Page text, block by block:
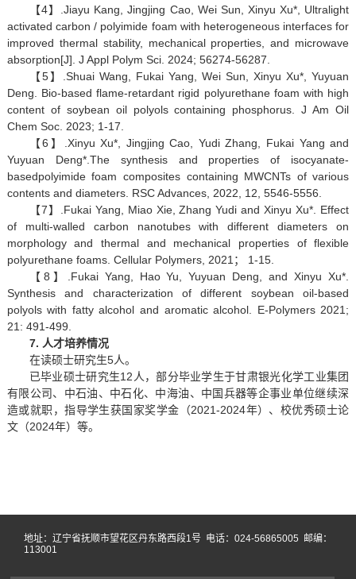
【4】.Jiayu Kang, Jingjing Cao, Wei Sun, Xinyu Xu*, Ultralight
activated carbon / polyimide foam with heterogeneous interfaces for
improved thermal stability, mechanical properties, and microwave
absorption[J]. J Appl Polym Sci. 2024; 56274-56287.
【5】.Shuai Wang, Fukai Yang, Wei Sun, Xinyu Xu*, Yuyuan
Deng. Bio-based flame-retardant rigid polyurethane foam with high
content of soybean oil polyols containing phosphorus. J Am Oil
Chem Soc. 2023; 1-17.
【6】.Xinyu Xu*, Jingjing Cao, Yudi Zhang, Fukai Yang and
Yuyuan Deng*.The synthesis and properties of isocyanate-
basedpolyimide foam composites containing MWCNTs of various
contents and diameters. RSC Advances, 2022, 12, 5546-5556.
【7】.Fukai Yang, Miao Xie, Zhang Yudi and Xinyu Xu*. Effect
of multi-walled carbon nanotubes with different diameters on
morphology and thermal and mechanical properties of flexible
polyurethane foams. Cellular Polymers, 2021； 1-15.
【8】.Fukai Yang, Hao Yu, Yuyuan Deng, and Xinyu Xu*.
Synthesis and characterization of different soybean oil-based
polyols with fatty alcohol and aromatic alcohol. E-Polymers 2021;
21: 491-499.
7. 人才培养情况
在读硕士研究生5人。
已毕业硕士研究生12人，部分毕业学生于甘肃银光化学工业集团
有限公司、中石油、中石化、中海油、中国兵器等企事业单位继续深
造或就职，指导学生获国家奖学金（2021-2024年）、校优秀硕士论
文（2024年）等。
地址：辽宁省抚顺市望花区丹东路西段1号 电话：024-56865005 邮编：
113001